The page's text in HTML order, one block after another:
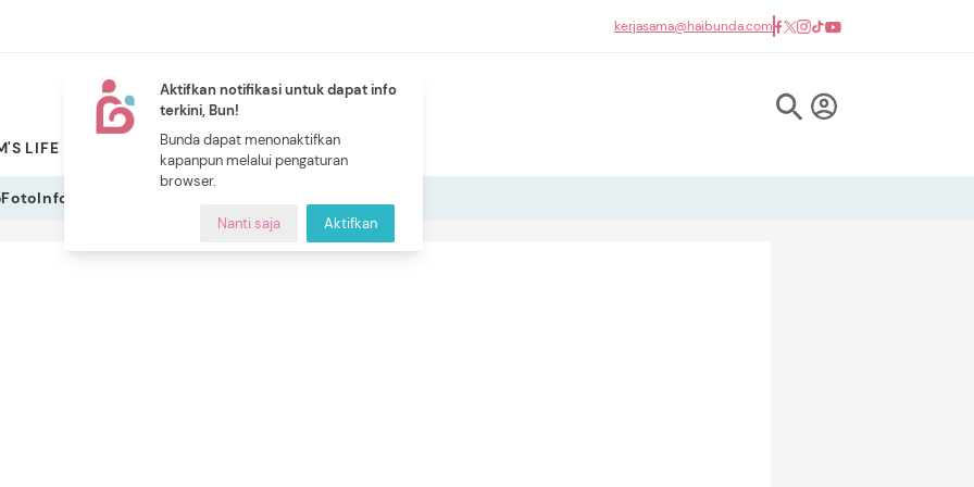
Aktifkan notifikasi untuk dapat info
terkini, Bun!
Bunda dapat menonaktifkan
kapanpun melalui pengaturan
browser.
Nanti saja Aktifkan
kerjasama@haibunda.com
LIFE PILIHAN BUNDA
NEW
CERITA BUNDA
FotoInfografis